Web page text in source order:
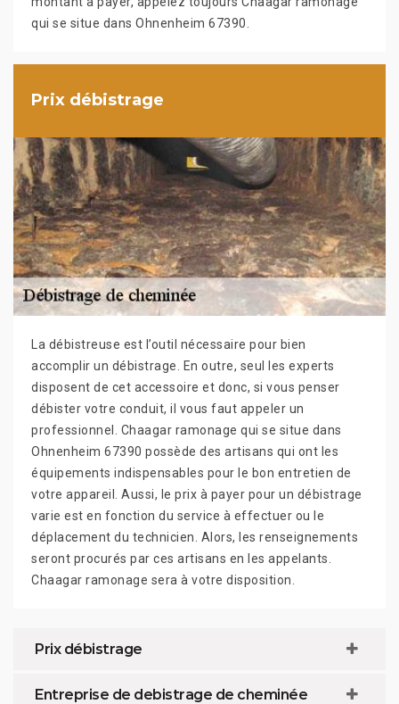
qui se situe dans Ohnenheim 67390.
Prix débistrage
La débistreuse est l’outil nécessaire pour bien
accomplir un débistrage. En outre, seul les experts
disposent de cet accessoire et donc, si vous penser
débister votre conduit, il vous faut appeler un
professionnel. Chaagar ramonage qui se situe dans
Ohnenheim 67390 possède des artisans qui ont les
équipements indispensables pour le bon entretien de
votre appareil. Aussi, le prix à payer pour un débistrage
varie est en fonction du service à effectuer ou le
déplacement du technicien. Alors, les renseignements
seront procurés par ces artisans en les appelants.
Chaagar ramonage sera à votre disposition.
Prix débistrage
Entreprise de debistrage de cheminée